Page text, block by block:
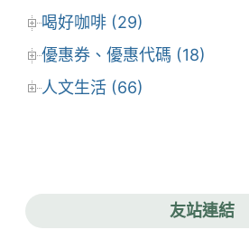
喝好咖啡 (29)
優惠券、優惠代碼 (18)
人文生活 (66)
友站連結